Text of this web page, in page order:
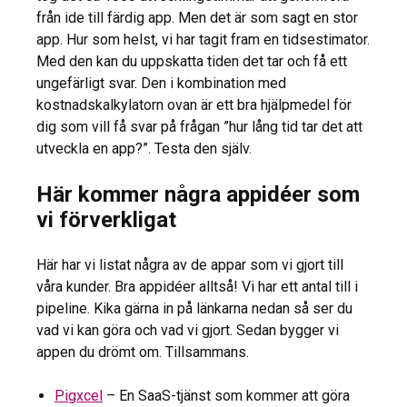
från ide till färdig app. Men det är som sagt en stor
app. Hur som helst, vi har tagit fram en tidsestimator.
Med den kan du uppskatta tiden det tar och få ett
ungefärligt svar. Den i kombination med
kostnadskalkylatorn ovan är ett bra hjälpmedel för
dig som vill få svar på frågan ”hur lång tid tar det att
utveckla en app?”. Testa den själv.
Här kommer några appidéer som
vi förverkligat
Här har vi listat några av de appar som vi gjort till
våra kunder. Bra appidéer alltså! Vi har ett antal till i
pipeline. Kika gärna in på länkarna nedan så ser du
vad vi kan göra och vad vi gjort. Sedan bygger vi
appen du drömt om. Tillsammans.
Pigxcel – En SaaS-tjänst som kommer att göra